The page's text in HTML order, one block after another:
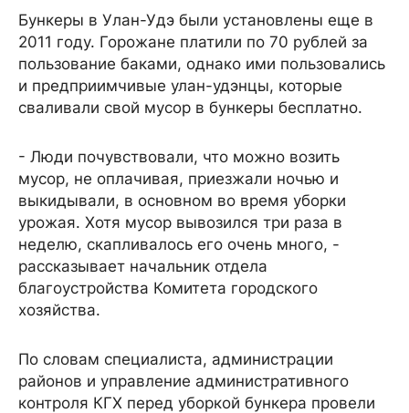
Бункеры в Улан-Удэ были установлены еще в
2011 году. Горожане платили по 70 рублей за
пользование баками, однако ими пользовались
и предприимчивые улан-удэнцы, которые
сваливали свой мусор в бункеры бесплатно.
- Люди почувствовали, что можно возить
мусор, не оплачивая, приезжали ночью и
выкидывали, в основном во время уборки
урожая. Хотя мусор вывозился три раза в
неделю, скапливалось его очень много, -
рассказывает начальник отдела
благоустройства Комитета городского
хозяйства.
По словам специалиста, администрации
районов и управление административного
контроля КГХ перед уборкой бункера провели